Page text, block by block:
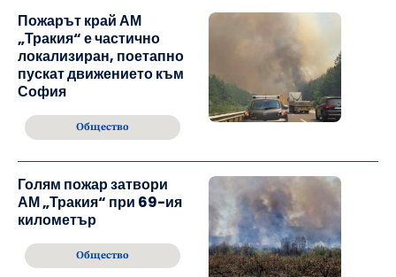
Пожарът край АМ
„Тракия“ е частично
локализиран, поетапно
пускат движението към
София
Общество
Голям пожар затвори
АМ „Тракия“ при 69-ия
километър
Общество